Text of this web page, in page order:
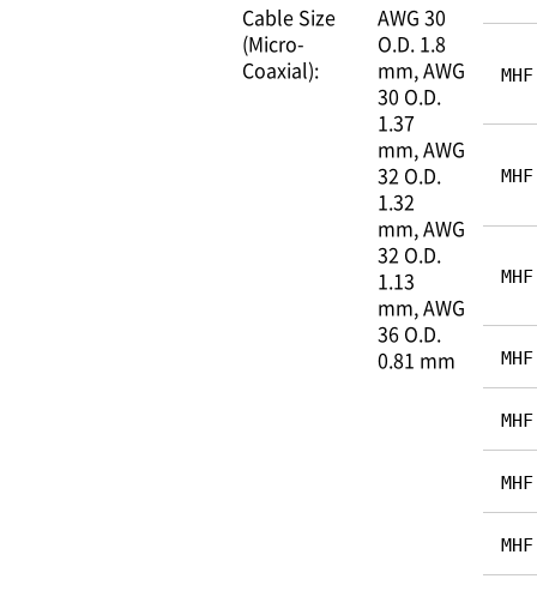
Cable Size
(Micro-
Coaxial):
AWG 30
O.D. 1.8
mm AWG
30 O.D.
1.37
mm AWG
32 O.D.
1.32
mm AWG
32 O.D.
1.13
mm AWG
36 O.D.
0.81 mm